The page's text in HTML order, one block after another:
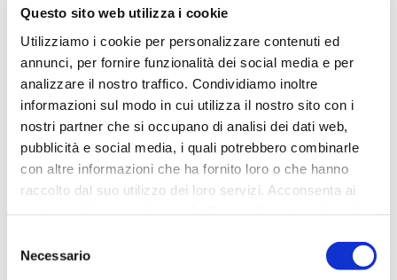
Questo sito web utilizza i cookie
Utilizziamo i cookie per personalizzare contenuti ed
annunci, per fornire funzionalità dei social media e per
analizzare il nostro traffico. Condividiamo inoltre
informazioni sul modo in cui utilizza il nostro sito con i
nostri partner che si occupano di analisi dei dati web,
pubblicità e social media, i quali potrebbero combinarle
con altre informazioni che ha fornito loro o che hanno
raccolto dal suo utilizzo dei loro servizi. Acconsenta ai
delNecessario
NASTRO PASQUA ROSA H.15MM
M.20
DISPONIBILITÀ:DISPONIBILE
Effettua l'accesso per conoscere il prezzo